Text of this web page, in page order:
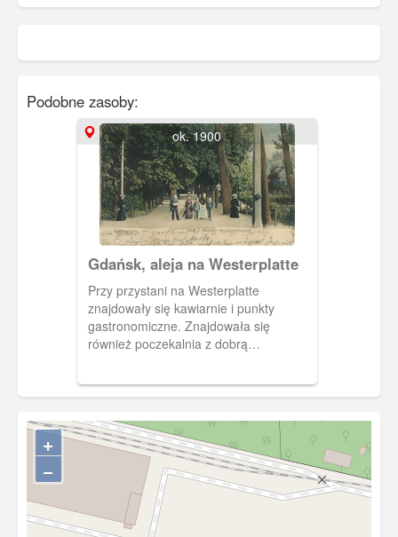
Podobne zasoby:
ok. 1900
Gdańsk, aleja na Westerplatte
Przy przystani na Westerplatte
znajdowały się kawiarnie i punkty
gastronomiczne. Znajdowała się
również poczekalnia z dobrą
Obieg 1907 r.
+
−